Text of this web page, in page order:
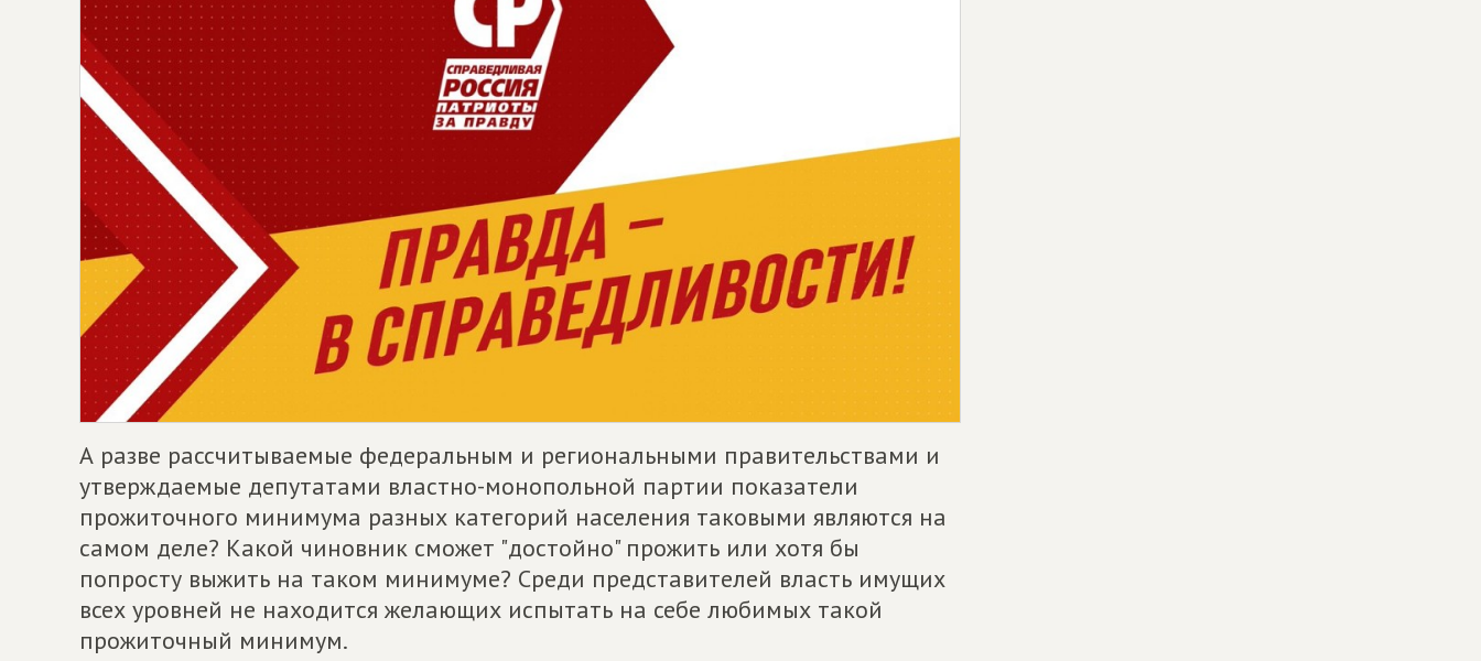
А разве рассчитываемые федеральным и региональными правительствами и
утверждаемые депутатами властно-монопольной партии показатели
прожиточного минимума разных категорий населения таковыми являются на
самом деле? Какой чиновник сможет "достойно" прожить или хотя бы
попросту выжить на таком минимуме? Среди представителей власть имущих
всех уровней не находится желающих испытать на себе любимых такой
прожиточный минимум.